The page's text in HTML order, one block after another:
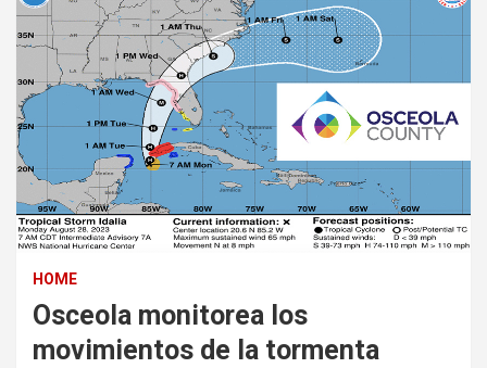
HOME
Osceola monitorea los
movimientos de la tormenta